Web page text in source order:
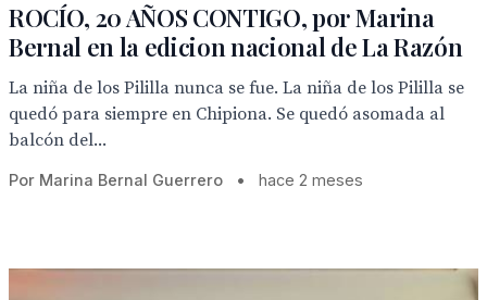
ROCÍO, 20 AÑOS CONTIGO, por Marina
Bernal en la edicion nacional de La Razón
La niña de los Pililla nunca se fue. La niña de los Pililla se
quedó para siempre en Chipiona. Se quedó asomada al
balcón del...
Por Marina Bernal Guerrero • hace 2 meses